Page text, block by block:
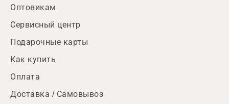
Оптовикам
Сервисный центр
Подарочные карты
Как купить
Оплата
Доставка / Самовывоз